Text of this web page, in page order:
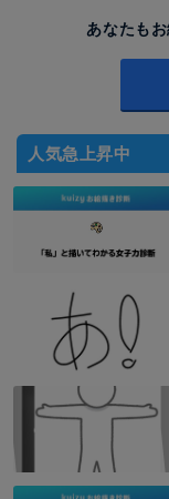
あなたも
人気急上昇中